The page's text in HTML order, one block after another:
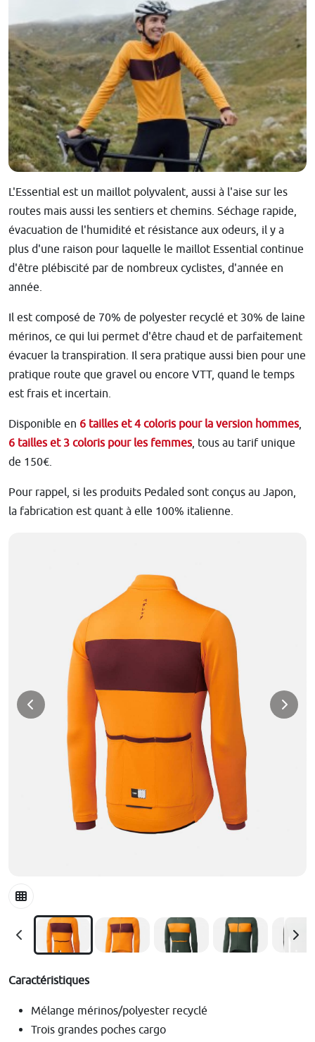
L'Essential est un maillot polyvalent, aussi à l'aise sur les
routes mais aussi les sentiers et chemins. Séchage rapide,
évacuation de l'humidité et résistance aux odeurs, il y a
plus d'une raison pour laquelle le maillot Essential continue
d'être plébiscité par de nombreux cyclistes, d'année en
année.
Il est composé de 70% de polyester recyclé et 30% de laine
mérinos, ce qui lui permet d'être chaud et de parfaitement
évacuer la transpiration. Il sera pratique aussi bien pour une
pratique route que gravel ou encore VTT, quand le temps
est frais et incertain.
Disponible en 6 tailles et 4 coloris pour la version hommes,
6 tailles et 3 coloris pour les femmes, tous au tarif unique
de 150€.
Pour rappel, si les produits Pedaled sont conçus au Japon,
la fabrication est quant à elle 100% italienne.
Caractéristiques
Mélange mérinos/polyester recyclé
Trois grandes poches cargo